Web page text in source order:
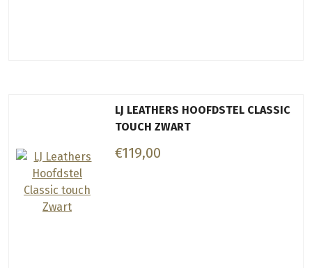
LJ LEATHERS HOOFDSTEL CLASSIC
TOUCH ZWART
€119,00